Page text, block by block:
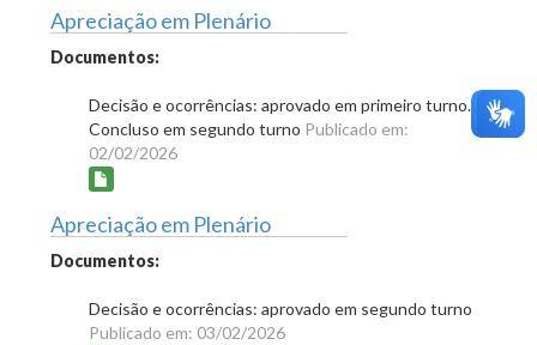
Apreciação em Plenário
Documentos:
Decisão e ocorrências: aprovado em primeiro turno.
Concluso em segundo turno Publicado em:
02/02/2026
Apreciação em Plenário
Documentos:
Decisão e ocorrências: aprovado em segundo turno
Publicado em: 03/02/2026